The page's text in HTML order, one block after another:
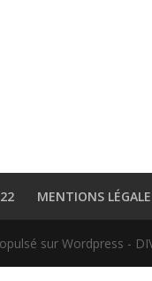
MENTIONS
sur Wordpress -